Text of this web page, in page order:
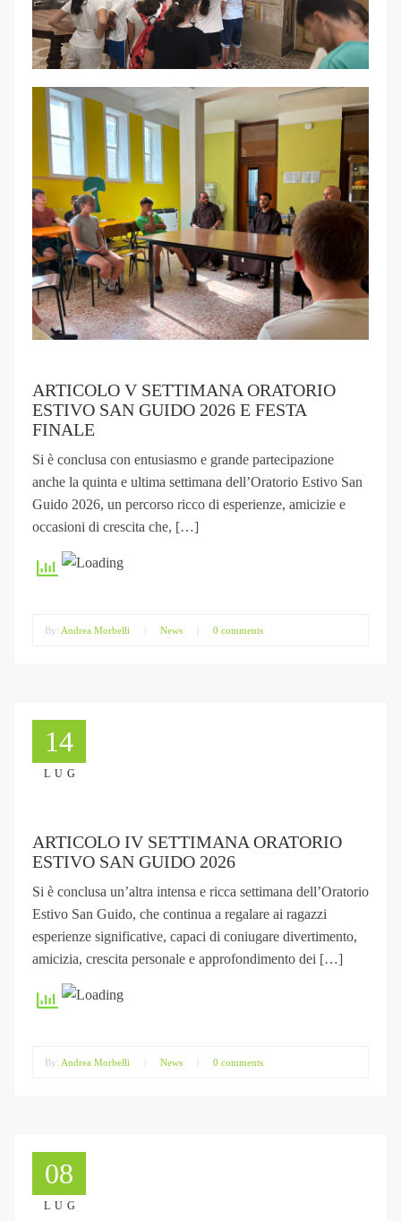
ARTICOLO V SETTIMANA ORATORIO
ESTIVO SAN GUIDO 2026 E FESTA
FINALE
Si è conclusa con entusiasmo e grande partecipazione
anche la quinta e ultima settimana dell’Oratorio Estivo San
Guido 2026, un percorso ricco di esperienze, amicizie e
occasioni di crescita che, […]
By: Andrea Morbelli News 0 comments
14
LUG
ARTICOLO IV SETTIMANA ORATORIO
ESTIVO SAN GUIDO 2026
Si è conclusa un’altra intensa e ricca settimana dell’Oratorio
Estivo San Guido, che continua a regalare ai ragazzi
esperienze significative, capaci di coniugare divertimento,
amicizia, crescita personale e approfondimento dei […]
By: Andrea Morbelli News 0 comments
08
LUG